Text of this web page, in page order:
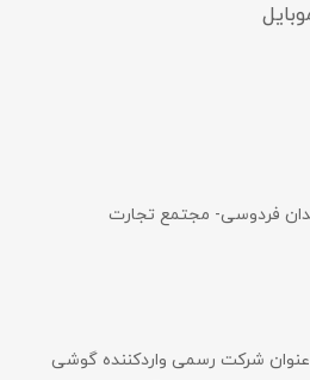
فردوسی- مجتمع تجارت
عنوان شرکت رسمی وارد‌کننده گوشی